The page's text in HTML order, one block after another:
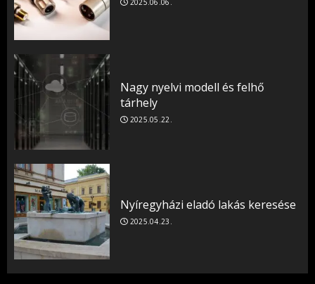
Nagy nyelvi modell és felhő
tárhely
2025.05.22.
Nyíregyházi eladó lakás keresése
2025.04.23.